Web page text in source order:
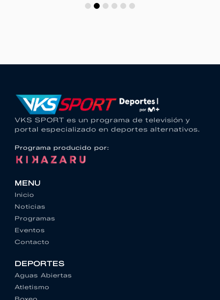
VKS SPORT es un programa de televisión y
portal especializado en deportes alternativos.
Programa producido por:
MENU
Inicio
Noticias
Programas
Eventos
Contacto
DEPORTES
Aguas Abiertas
Atletismo